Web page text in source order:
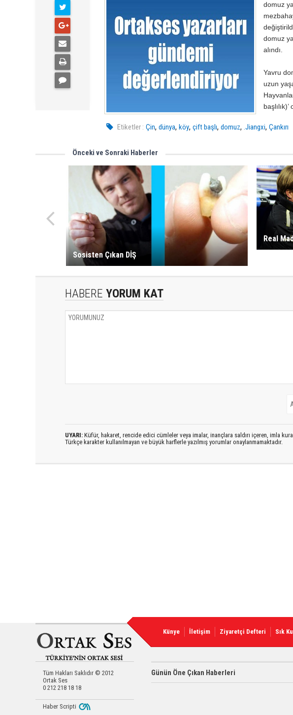
domuz
domuz
alındı.
Yavru
uzun
Etiketler : Çin,dünya,köy,çift başlı,domuz,.Jiangxi,Çankırı
Önceki ve Sonraki Haberler
Sosisten Çıkan DİŞ
Real
HABERE YORUM KAT
UYARI: Küfür, hakaret, rencide edici cümleler veya imalar, inançlara saldırı içeren, imla
Türkçe karakter kullanılmayan ve büyük harflerle yazılmış yorumlar onaylanmamaktadır.
Künye İletişim Ziyaretçi Defteri Sık
Tüm Hakları Saklıdır © 2012
Ortak Ses
0 212 218 18 18
Günün Öne Çıkan Haberleri
Haber Scripti